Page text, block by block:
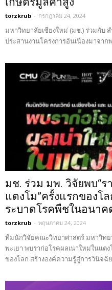
torzkrub - กรกฎาคม 24, 2024
มหาวิทยาลัยเชียงใหม่ (มช.) ร่วมกับ
ประสานงานโครงการอันเนื่องมาจาก
มช. ร่วม มพ. วิจัยพบ“ร
แตงโม”ครั้งแรกของโ
ระบาดโรคพืชในอนาค
torzkrub - พฤษภาคม 24, 2024
ทีมนักวิจัยคณะวิทยาศาสตร์ มหาวิทย
พะเยา พบราก่อโรคผลเน่าใหม่ในแต
ของโลก สร้างองค์ความรู้สู่การวินิจฉั